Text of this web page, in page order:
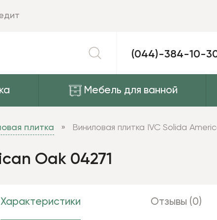
(044)-384-10-
Мебель для ванной
плитка Виниловая плитка IVC Solida
Oak 04271
Характеристики Отзывы (0)